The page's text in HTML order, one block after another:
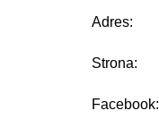
Adres:
Strona:
Facebook: